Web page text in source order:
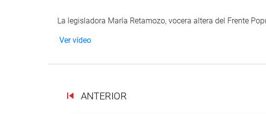
La legisladora María Retamozo, vocera altera del Frente
Ver vídeo
ANTERIOR